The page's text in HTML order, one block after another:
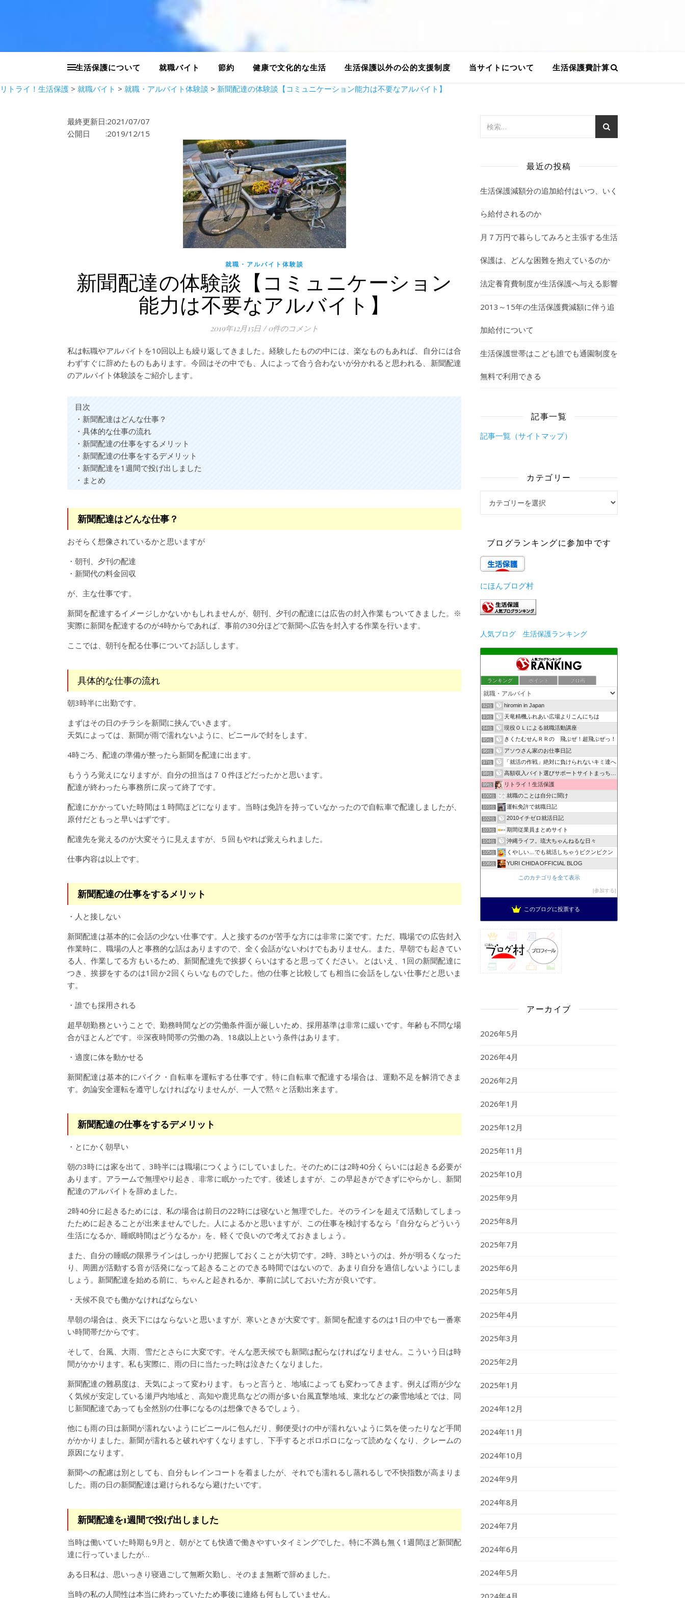
生活保護について 就職バイト 節約 健康で文化的な生活 生活保護以外の公的支援制度 当サイトについて 生活保護費計算
リトライ！生活保護 > 就職バイト > 就職・アルバイト体験談 > 新聞配達の体験談【コミュニケーション能力は不要なアルバイト】
最終更新日:2021/07/07
公開日 :2019/12/15
就職・アルバイト体験談
新聞配達の体験談【コミュニケーション
能力は不要なアルバイト】
2019年12月15日 / 0件のコメント
私は転職やアルバイトを10回以上も繰り返してきました。経験したものの中には、楽なものもあれば、自分には合
わずすぐに辞めたものもあります。今回はその中でも、人によって合う合わないが分かれると思われる、新聞配達
のアルバイト体験談をご紹介します。
目次
・新聞配達はどんな仕事？
・具体的な仕事の流れ
・新聞配達の仕事をするメリット
・新聞配達の仕事をするデメリット
・新聞配達を1週間で投げ出しました
・まとめ
新聞配達はどんな仕事？
おそらく想像されているかと思いますが
・朝刊、夕刊の配達
・新聞代の料金回収
が、主な仕事です。
新聞を配達するイメージしかないかもしれませんが、朝刊、夕刊の配達には広告の封入作業もついてきました。※
実際に新聞を配達するのが4時からであれば、事前の30分ほどで新聞へ広告を封入する作業を行います。
ここでは、朝刊を配る仕事についてお話しします。
具体的な仕事の流れ
朝3時半に出勤です。
まずはその日のチラシを新聞に挟んでいきます。
天気によっては、新聞が雨で濡れないように、ビニールで封をします。
4時ごろ、配達の準備が整ったら新聞を配達に出ます。
もううろ覚えになりますが、自分の担当は７０件ほどだったかと思います。
配達が終わったら事務所に戻って終了です。
配達にかかっていた時間は１時間ほどになります。当時は免許を持っていなかったので自転車で配達しましたが、
原付だともっと早いはずです。
配達先を覚えるのが大変そうに見えますが、５回もやれば覚えられました。
仕事内容は以上です。
新聞配達の仕事をするメリット
・人と接しない
新聞配達は基本的に会話の少ない仕事です。人と接するのが苦手な方には非常に楽です。ただ、職場での広告封入
作業時に、職場の人と事務的な話はありますので、全く会話がないわけでもありません。また、早朝でも起きてい
る人、作業してる方もいるため、新聞配達先で挨拶くらいはすると思ってください。とはいえ、1回の新聞配達に
つき、挨拶をするのは1回か2回くらいなものでした。他の仕事と比較しても相当に会話をしない仕事だと思いま
す。
・誰でも採用される
超早朝勤務ということで、勤務時間などの労働条件面が厳しいため、採用基準は非常に緩いです。年齢も不問な場
合がほとんどです。※深夜時間帯の労働の為、18歳以上という条件はあります。
・適度に体を動かせる
新聞配達は基本的にバイク・自転車を運転する仕事です。特に自転車で配達する場合は、運動不足を解消できま
す。勿論安全運転を遵守しなければなりませんが、一人で黙々と活動出来ます。
新聞配達の仕事をするデメリット
・とにかく朝早い
朝の3時には家を出て、3時半には職場につくようにしていました。そのためには2時40分くらいには起きる必要が
あります。アラームで無理やり起き、非常に眠かったです。後述しますが、この早起きができずにやらかし、新聞
配達のアルバイトを辞めました。
2時40分に起きるためには、私の場合は前日の22時には寝ないと無理でした。そのラインを超えて活動してしまっ
たために起きることが出来ませんでした。人によるかと思いますが、この仕事を検討するなら『自分ならどういう
生活になるか、睡眠時間はどうなるか』を、軽くで良いので考えておきましょう。
また、自分の睡眠の限界ラインはしっかり把握しておくことが大切です。2時、3時というのは、外が明るくなった
り、周囲が活動する音が活発になって起きることのできる時間ではないので、あまり自分を過信しないようにしま
しょう。新聞配達を始める前に、ちゃんと起きれるか、事前に試しておいた方が良いです。
・天候不良でも働かなければならない
早朝の場合は、炎天下にはならないと思いますが、寒いときが大変です。新聞を配達するのは1日の中でも一番寒
い時間帯だからです。
そして、台風、大雨、雪だとさらに大変です。そんな悪天候でも新聞は配らなければなりません。こういう日は時
間がかかります。私も実際に、雨の日に当たった時は泣きたくなりました。
新聞配達の難易度は、天気によって変わります。もっと言うと、地域によっても変わってきます。例えば雨が少な
く気候が安定している瀬戸内地域と、高知や鹿児島などの雨が多い台風直撃地域、東北などの豪雪地域とでは、同
じ新聞配達であっても全然別の仕事になるのは想像できるでしょう。
他にも雨の日は新聞が濡れないようにビニールに包んだり、郵便受けの中が濡れないように気を使ったりなど手間
がかかりました。新聞が濡れると破れやすくなりますし、下手するとボロボロになって読めなくなり、クレームの
原因になります。
新聞への配慮は別としても、自分もレインコートを着ましたが、それでも濡れるし蒸れるしで不快指数が高まりま
した。雨の日の新聞配達は避けられるなら避けたいです。
新聞配達を1週間で投げ出しました
当時は働いていた時期も9月と、朝がとても快適で働きやすいタイミングでした。特に不満も無く1週間ほど新聞配
達に行っていましたが…
ある日私は、思いっきり寝過ごして無断欠勤し、そのまま無断で辞めました。
当時の私の人間性は本当に終わっていたため事後に連絡も何もしていません。
最近の投稿
生活保護減額分の追加給付はいつ、いく
ら給付されるのか
月７万円で暮らしてみろと主張する生活
保護は、どんな困難を抱えているのか
法定養育費制度が生活保護へ与える影響
2013～15年の生活保護費減額に伴う追
加給付について
生活保護世帯はこども誰でも通園制度を
無料で利用できる
記事一覧
記事一覧（サイトマップ）
カテゴリー
ブログランキングに参加中です
にほんブログ村
人気ブログ 生活保護ランキング
ランキング ポイント ブロ画
92位 hiromin in Japan
93位 天竜精機ふれあい広場よりこんにちは
94位 現役ＯＬによる就職活動講座
95位 きくたむせんＲＲの 飛ぶぜ！超飛ぶぜっ！
96位 アソウさん家のお仕事日記
97位 「就活の作戦」絶対に負けられないキミ達へ
98位 高額収入バイト選びサポートサイトまっちぐ〜
99位 リトライ！生活保護
100位 就職のことは自分に聞け
101位 運転免許で就職日記
102位 2010イチゼロ就活日記
103位 期間従業員まとめサイト
104位 沖縄ライフ。琉大ちゃんねるな日々
105位 くやしい…でも就活しちゃうビクンビクン
106位 YURI CHIDA OFFICIAL BLOG
このカテゴリを全て表示
参加する
このブログに投票する
アーカイブ
2026年5月
2026年4月
2026年2月
2026年1月
2025年12月
2025年11月
2025年10月
2025年9月
2025年8月
2025年7月
2025年6月
2025年5月
2025年4月
2025年3月
2025年2月
2025年1月
2024年12月
2024年11月
2024年10月
2024年9月
2024年8月
2024年7月
2024年6月
2024年5月